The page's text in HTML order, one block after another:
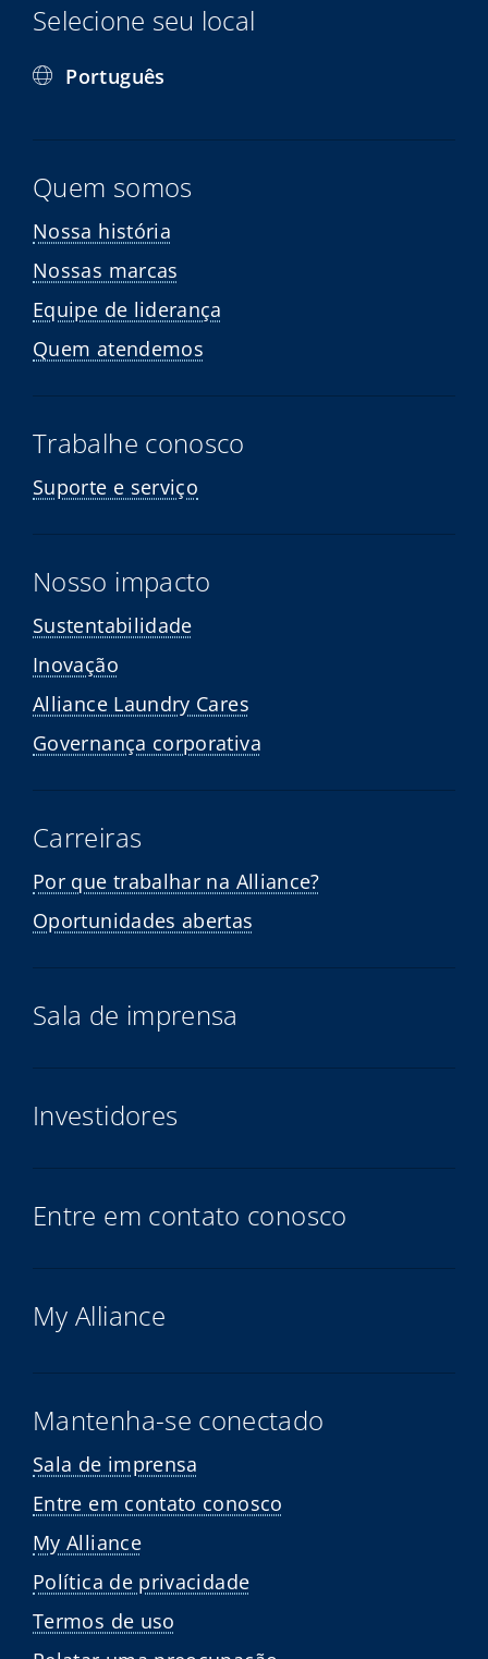
Selecione seu local
Português
Quem somos
Nossa história
Nossas marcas
Equipe de liderança
Quem atendemos
Trabalhe conosco
Suporte e serviço
Nosso impacto
Sustentabilidade
Inovação
Alliance Laundry Cares
Governança corporativa
Carreiras
Por que trabalhar na Alliance?
Oportunidades abertas
Sala de imprensa
Investidores
Entre em contato conosco
My Alliance
Mantenha-se conectado
Sala de imprensa
Entre em contato conosco
My Alliance
Política de privacidade
Termos de uso